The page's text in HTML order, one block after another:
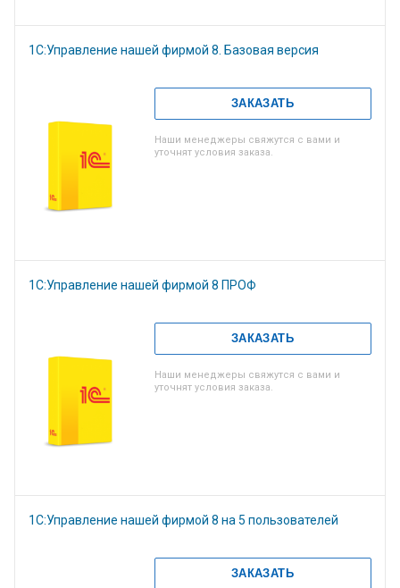
1С:Управление нашей фирмой 8. Базовая версия
ЗАКАЗАТЬ
Наши менеджеры свяжутся с вами и
уточнят условия заказа.
1С:Управление нашей фирмой 8 ПРОФ
ЗАКАЗАТЬ
Наши менеджеры свяжутся с вами и
уточнят условия заказа.
1С:Управление нашей фирмой 8 на 5 пользователей
ЗАКАЗАТЬ